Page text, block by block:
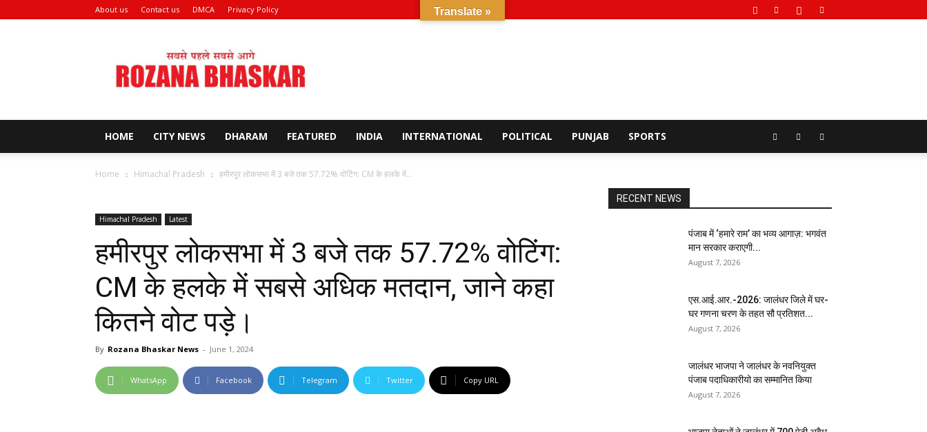
About us Contact us DMCA Privacy Policy
Bhaskar
News
HOME CITY NEWS DHARAM FEATURED INDIA INTERNATIONAL POLITICAL PUNJAB SPORTS
Home Himachal Pradesh हमीरपुर लोकसभा में 3 बजे तक 57.72% वोटिंग: CM के हलके में...
Himachal Pradesh Latest
हमीरपुर लोकसभा में 3 बजे तक 57.72% वोटिंग:
CM के हलके में सबसे अधिक मतदान, जाने कहा
कितने वोट पड़े।
By Rozana Bhaskar News - June 1, 2024
WhatsApp Facebook Telegram Twitter Copy URL
RECENT NEWS
पंजाब में ‘हमारे राम’ का भव्य आगाज़: भगवंत
मान सरकार कराएगी...
August 7, 2026
एस.आई.आर.-2026: जालंधर जिले में घर-
घर गणना चरण के तहत सौ प्रतिशत...
August 7, 2026
जालंधर भाजपा ने जालंधर के नवनियुक्त
पंजाब पदाधिकारीयो का सम्मानित किया
August 7, 2026
Translate »